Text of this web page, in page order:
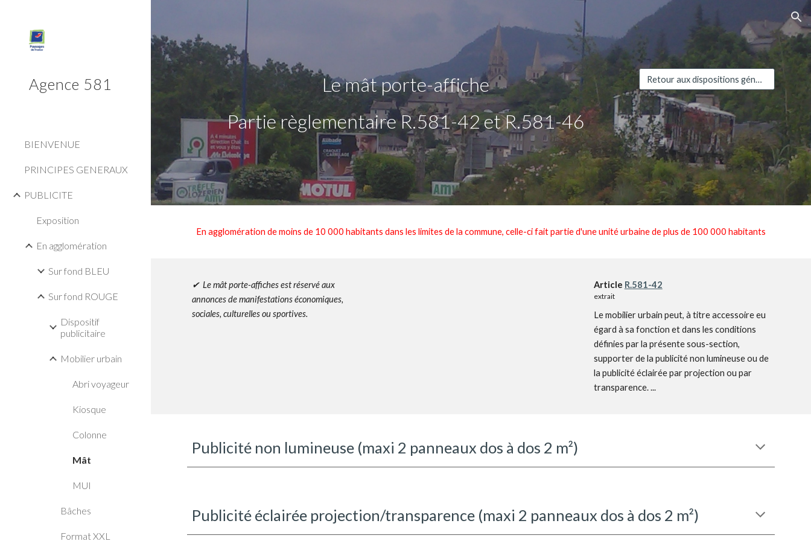
Agence 581
BIENVENUE
PRINCIPES GENERAUX
PUBLICITE
Exposition
En agglomération
Sur fond BLEU
Sur fond ROUGE
Dispositif
publicitaire
Mobilier urbain
Abri voyageur
Kiosque
Colonne
Mât
MUI
Bâches
Format XXL
Lemât porte-affiche
Partie règlementaire R.581-42etR.581-46
Retour aux dispositions générales
En agglomération de moins de 10 000 habitants dans les limites de la commune, celle-ci fait partie d'une unité urbaine de plus de 100 000 habitants
✔ Le mât porte-affiches est réservé aux
annonces de manifestations économiques,
sociales, culturelles ou sportives.
Article R.581-42
extrait
Le mobilier urbain peut, à titre accessoire eu
égard à sa fonction et dans les conditions
définies par la présente sous-section,
supporter de la publicité non lumineuse ou de
la publicité éclairée par projection ou par
transparence. ...
Publicité non lumineuse (maxi 2 panneaux dos à dos 2 m²)
Publicité éclairée projection/transparence (maxi 2 panneaux dos à dos 2 m²)